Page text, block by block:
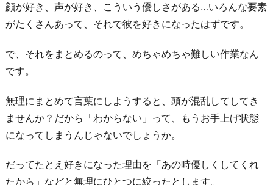
を
求
る
事
が
な
い
ら
顔が好き、声が好き、こういう優しさがある…いろんな要素
がたくさんあって、それで彼を好きになったはずです。
で、それをまとめるのって、めちゃめちゃ難しい作業なん
です。
無理にまとめて言葉にしようすると、頭が混乱してしてき
ませんか？だから「わからない」って、もうお手上げ状態
になってしまうんじゃないでしょうか。
だってたとえ好きになった理由を「あの時優しくしてくれ
たから」などと無理にひとつに絞ったとします。